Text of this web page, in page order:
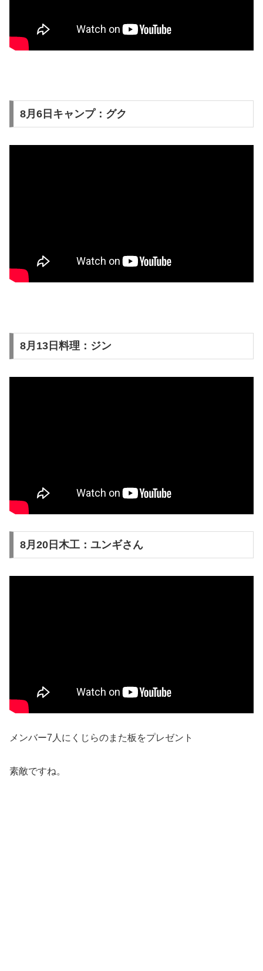
8月6日キャンプ：グク
8月13日料理：ジン
8月20日木工：ユンギさん
メンバー7人にくじらのまた板をプレゼント
素敵ですね。